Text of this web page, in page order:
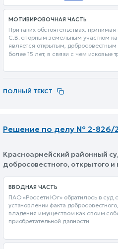
МОТИВИРОВОЧНАЯ ЧАСТЬ
При таких обстоятельствах,
С.В. спорным земельным участком
является открытым,
более 15 лет, в связи с чем исковые
ПОЛНЫЙ ТЕКСТ
Решение по делу № 2-826/
Красноармейский районный
добросовестного, открытого
ВВОДНАЯ ЧАСТЬ
ПАО «Россети Юг» обратилось в суд
установлении факта
владения имуществом как своим
приобретательной давности